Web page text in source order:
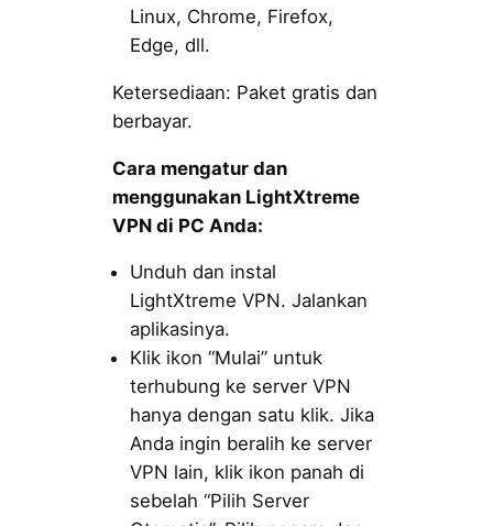
Linux, Chrome, Firefox,
Edge, dll.
Ketersediaan: Paket gratis dan
berbayar.
Cara mengatur dan
menggunakan LightXtreme
VPN di PC Anda:
Unduh dan instal
LightXtreme VPN. Jalankan
aplikasinya.
Klik ikon “Mulai” untuk
terhubung ke server VPN
hanya dengan satu klik. Jika
Anda ingin beralih ke server
VPN lain, klik ikon panah di
sebelah “Pilih Server